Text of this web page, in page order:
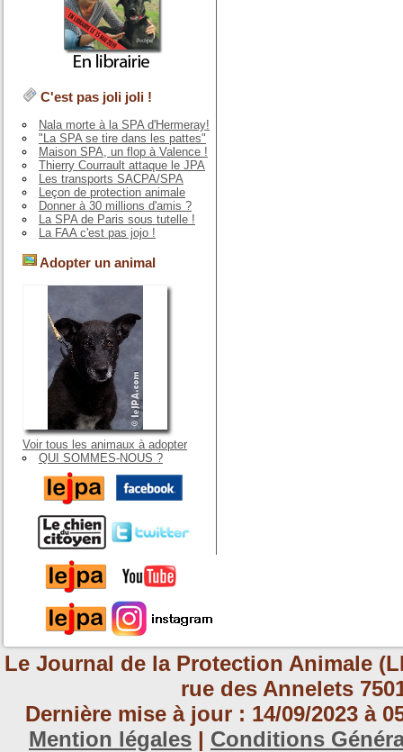
C'est pas joli joli !
Nala morte à la SPA d'Hermeray!
"La SPA se tire dans les pattes"
Maison SPA, un flop à Valence !
Thierry Courrault attaque le JPA
Les transports SACPA/SPA
Leçon de protection animale
Donner à 30 millions d'amis ?
La SPA de Paris sous tutelle !
La FAA c'est pas jojo !
Adopter un animal
Voir tous les animaux à adopter
QUI SOMMES-NOUS ?
Le Journal de la Protection Animale
rue des Annelets
Dernière mise à jour : 14/09/2023 à
Mention légales | Conditions